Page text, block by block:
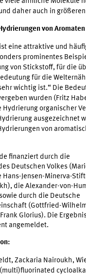
daher auch in
von
eine attraktive und
prominentes
von Stickstoff, für die
für die
wichtig ist.“ Die
wurden (Fritz
Hydrierung organischer
ausgezeichnet
von
finanziert durch die
Deutschen Volkes
Jensen-Minerva-
die Alexander-von-
durch die Deutsche
(Gottfried-
Glorius). Die
angemeldet.
Zackaria Nairoukh,